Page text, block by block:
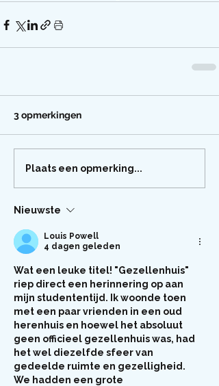
3 opmerkingen
Plaats een opmerking...
Nieuwste
Louis Powell
4 dagen geleden
Wat een leuke titel! "Gezellenhuis"
riep direct een herinnering op aan
mijn studententijd. Ik woonde toen
met een paar vrienden in een oud
herenhuis en hoewel het absoluut
geen officieel gezellenhuis was, had
het wel diezelfde sfeer van
gedeelde ruimte en gezelligheid.
We hadden een grote